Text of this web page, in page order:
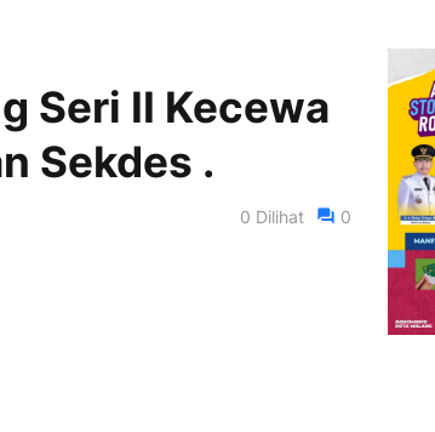
Seri II Kecewa
Sekdes .
0 Dilihat 0